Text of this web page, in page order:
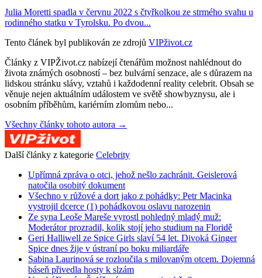
Julia Moretti spadla v červnu 2022 s čtyřkolkou ze strmého svahu u
rodinného statku v Tyrolsku. Po dvou...
Tento článek byl publikován ze zdrojů VIPživot.cz
Články z VIPŽivot.cz nabízejí čtenářům možnost nahlédnout do
života známých osobností – bez bulvární senzace, ale s důrazem na
lidskou stránku slávy, vztahů i každodenní reality celebrit. Obsah se
věnuje nejen aktuálním událostem ve světě showbyznysu, ale i
osobním příběhům, kariérním zlomům nebo...
Všechny články tohoto autora →
Další články z kategorie Celebrity
Upřímná zpráva o otci, jehož nešlo zachránit. Geislerová
natočila osobitý dokument
Všechno v růžové a dort jako z pohádky: Petr Macinka
vystrojil dcerce (1) pohádkovou oslavu narozenin
Ze syna Leoše Mareše vyrostl pohledný mladý muž:
Moderátor prozradil, kolik stojí jeho studium na Floridě
Geri Halliwell ze Spice Girls slaví 54 let. Divoká Ginger
Spice dnes žije v ústraní po boku miliardáře
Sabina Laurinová se rozloučila s milovaným otcem. Dojemná
báseň přivedla hosty k slzám